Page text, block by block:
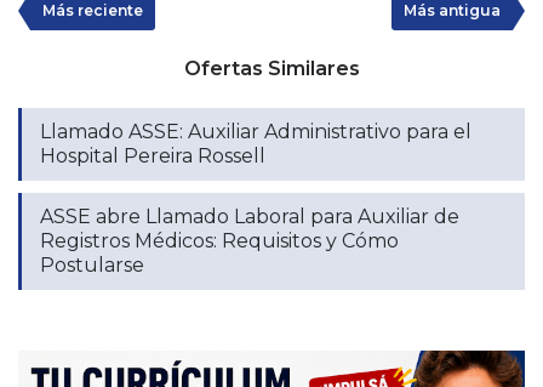
Más reciente Más antigua
Ofertas Similares
Llamado ASSE: Auxiliar Administrativo para el
Hospital Pereira Rossell
ASSE abre Llamado Laboral para Auxiliar de
Registros Médicos: Requisitos y Cómo
Postularse